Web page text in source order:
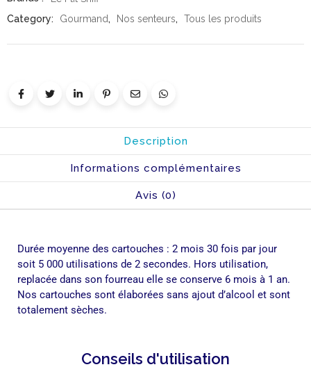
Category:
Gourmand, Nos senteurs, Tous les produits
Description
Informations complémentaires
Avis (0)
Durée moyenne des cartouches : 2 mois 30 fois par jour
soit 5 000 utilisations de 2 secondes. Hors utilisation,
replacée dans son fourreau elle se conserve 6 mois à 1 an.
Nos cartouches sont élaborées sans ajout d’alcool et sont
totalement sèches.
Conseils d'utilisation